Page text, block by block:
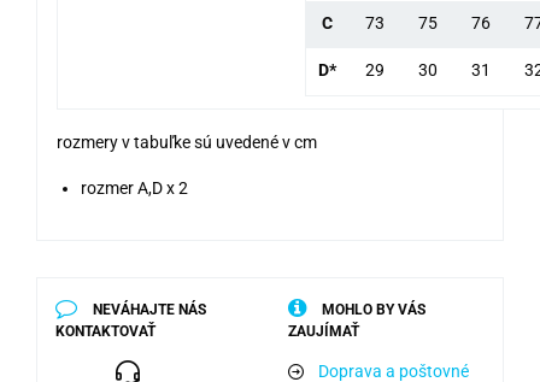
C 73 75 76
D* 29 30 31
rozmery v tabuľke sú uvedené v cm
rozmer A,D x 2
NEVÁHAJTE NÁS
KONTAKTOVAŤ
MOHLO BY VÁS
ZAUJÍMAŤ
Doprava a poštovné